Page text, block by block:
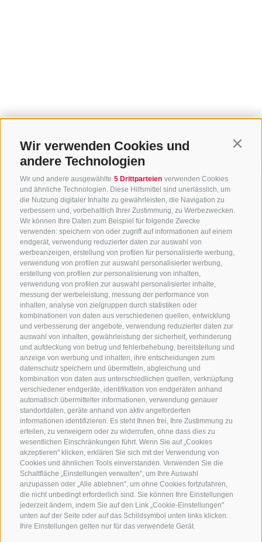
Wir verwenden Cookies und
andere Technologien
Wir und andere ausgewählte 5 Drittparteien verwenden Cookies
und ähnliche Technologien. Diese Hilfsmittel sind unerlässlich, um
die Nutzung digitaler Inhalte zu gewährleisten, die Navigation zu
verbessern und, vorbehaltlich Ihrer Zustimmung, zu Werbezwecken.
Wir können Ihre Daten zum Beispiel für folgende Zwecke
verwenden: speichern von oder zugriff auf informationen auf einem
endgerät, verwendung reduzierter daten zur auswahl von
werbeanzeigen, erstellung von profilen für personalisierte werbung,
verwendung von profilen zur auswahl personalisierter werbung,
erstellung von profilen zur personalisierung von inhalten,
verwendung von profilen zur auswahl personalisierter inhalte,
messung der werbeleistung, messung der performance von
inhalten, analyse von zielgruppen durch statistiken oder
kombinationen von daten aus verschiedenen quellen, entwicklung
und verbesserung der angebote, verwendung reduzierter daten zur
auswahl von inhalten, gewährleistung der sicherheit, verhinderung
und aufdeckung von betrug und fehlerbehebung, bereitstellung und
anzeige von werbung und inhalten, ihre entscheidungen zum
datenschutz speichern und übermitteln, abgleichung und
kombination von daten aus unterschiedlichen quellen, verknüpfung
verschiedener endgeräte, identifikation von endgeräten anhand
automatisch übermittelter informationen, verwendung genauer
standortdaten, geräte anhand von aktiv angeforderten
informationen identifizieren. Es steht Ihnen frei, Ihre Zustimmung zu
erteilen, zu verweigern oder zu widerrufen, ohne dass dies zu
wesentlichen Einschränkungen führt. Wenn Sie auf „Cookies
akzeptieren" klicken, erklären Sie sich mit der Verwendung von
Cookies und ähnlichen Tools einverstanden. Verwenden Sie die
Schaltfläche „Einstellungen verwalten", um Ihre Auswahl
anzupassen oder „Alle ablehnen", um ohne Cookies fortzufahren,
die nicht unbedingt erforderlich sind. Sie können Ihre Einstellungen
jederzeit ändern, indem Sie auf den Link „Cookie-Einstellungen"
unten auf der Seite oder auf das Schildsymbol unten links klicken.
Ihre Einstellungen gelten nur für das verwendete Gerät.
KONTAKTIERE UNS
+39 0472 765 325
info@sterzing.com
NEWSLETTER
Bleib am Laufenden
Newsletter Anmelden